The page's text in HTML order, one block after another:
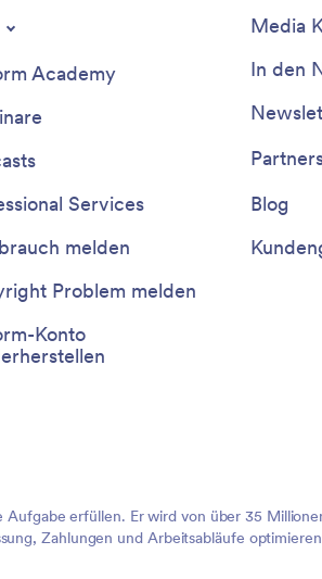
Academy
Services
melden
Problem melden
Konto
Media
In den
Blog
erfüllen. Er wird von über 35
Zahlungen und Arbeitsabläufe